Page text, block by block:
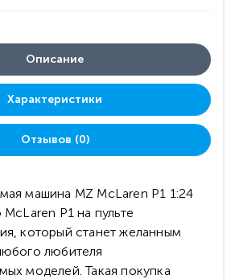
Описание
Характеристики
Отзывов (0)
машина MZ McLaren P1 1:24
P1 на пульте
который станет желанным
любителя
моделей. Такая покупка